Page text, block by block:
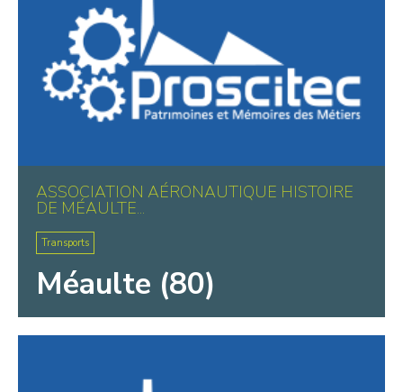
ASSOCIATION AÉRONAUTIQUE HISTOIRE
DE MÉAULTE...
Transports
Méaulte (80)